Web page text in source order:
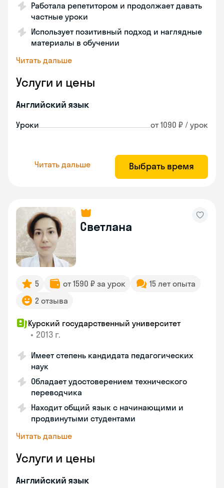
Работала репетитором и продолжает давать
частные уроки
Использует позитивный подход и наглядные
материалы в обучении
Читать дальше
Услуги и цены
Английский язык
Уроки от 1090 ₽ / урок
Читать дальше Выбрать время
Светлана
5 от 1590 ₽ за урок
15 лет опыта
2 отзыва
Курский государственный университет
• 2013 г.
Имеет степень кандидата педагогических
наук
Обладает удостоверением технического
переводчика
Находит общий язык с начинающими и
продвинутыми студентами
Читать дальше
Услуги и цены
Английский язык